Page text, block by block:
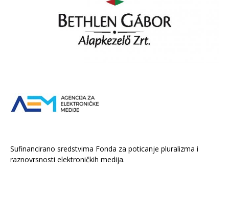
Sufinancirano sredstvima Fonda za poticanje pluralizma i
raznovrsnosti elektroničkih medija.